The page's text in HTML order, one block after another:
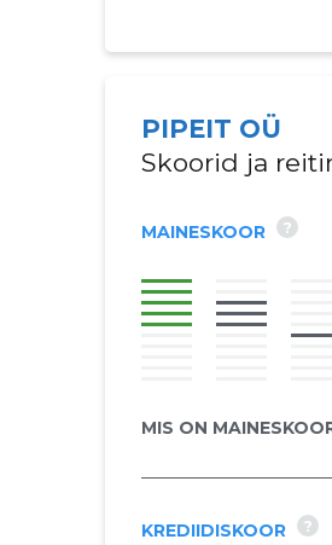
PIPEIT OÜ
Skoorid ja
MAINESKOOR ?
MIS ON
KREDIIDISKOOR ?